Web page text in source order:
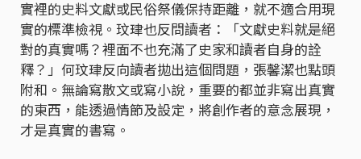
實裡的史料文獻或民俗祭儀保持距離，就不適合用現
實的標準檢視。玟珒也反問讀者：「文獻史料就是絕
對的真實嗎？裡面不也充滿了史家和讀者自身的詮
釋？」何玟珒反向讀者拋出這個問題，張馨潔也點頭
附和。無論寫散文或寫小說，重要的都並非寫出真實
的東西，能透過情節及設定，將創作者的意念展現，
才是真實的書寫。